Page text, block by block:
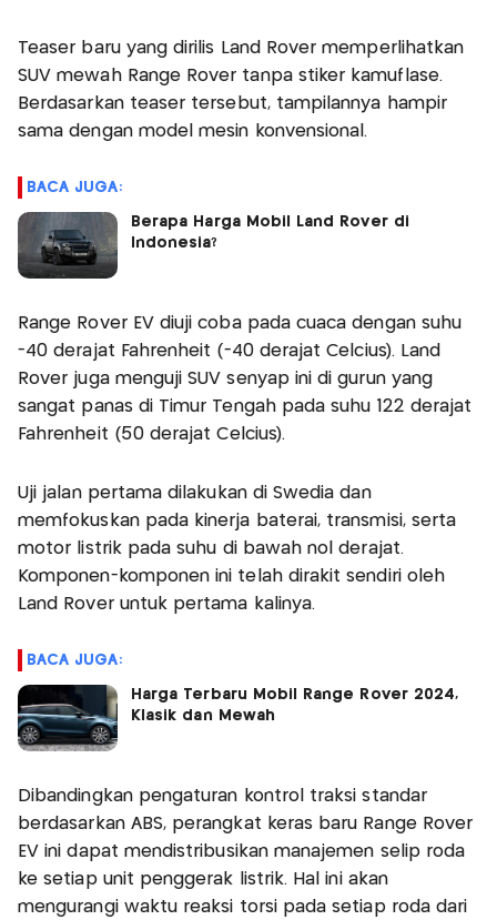
Teaser baru yang dirilis Land Rover memperlihatkan
SUV mewah Range Rover tanpa stiker kamuflase.
Berdasarkan teaser tersebut, tampilannya hampir
sama dengan model mesin konvensional.
BACA JUGA:
Berapa Harga Mobil Land Rover di
Indonesia?
Range Rover EV diuji coba pada cuaca dengan suhu
-40 derajat Fahrenheit (-40 derajat Celcius). Land
Rover juga menguji SUV senyap ini di gurun yang
sangat panas di Timur Tengah pada suhu 122 derajat
Fahrenheit (50 derajat Celcius).
Uji jalan pertama dilakukan di Swedia dan
memfokuskan pada kinerja baterai, transmisi, serta
motor listrik pada suhu di bawah nol derajat.
Komponen-komponen ini telah dirakit sendiri oleh
Land Rover untuk pertama kalinya.
BACA JUGA:
Harga Terbaru Mobil Range Rover 2024,
Klasik dan Mewah
Dibandingkan pengaturan kontrol traksi standar
berdasarkan ABS, perangkat keras baru Range Rover
EV ini dapat mendistribusikan manajemen selip roda
ke setiap unit penggerak listrik. Hal ini akan
mengurangi waktu reaksi torsi pada setiap roda dari